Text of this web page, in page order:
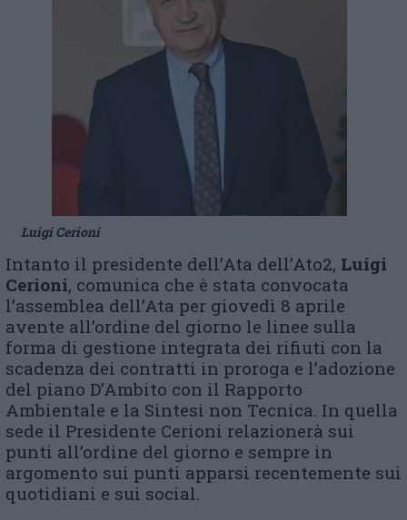
Luigi Cerioni
Intanto il presidente dell’Ata dell’Ato2, Luigi
Cerioni, comunica che è stata convocata
l’assemblea dell’Ata per giovedì 8 aprile
avente all’ordine del giorno le linee sulla
forma di gestione integrata dei rifiuti con la
scadenza dei contratti in proroga e l’adozione
del piano D’Ambito con il Rapporto
Ambientale e la Sintesi non Tecnica. In quella
sede il Presidente Cerioni relazionerà sui
punti all’ordine del giorno e sempre in
argomento sui punti apparsi recentemente sui
quotidiani e sui social.